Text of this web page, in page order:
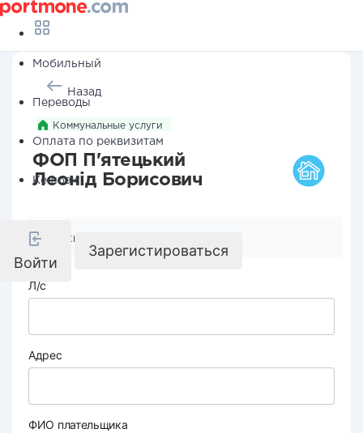
Мобильный
Переводы
Оплата по реквизитам
Кешбэк
Войти
Зарегистироваться
Назад
Коммунальные услуги
ФОП П'ятецький
Леонід Борисович
Реквизиты компании
Л/с
Адрес
ФИО плательщика